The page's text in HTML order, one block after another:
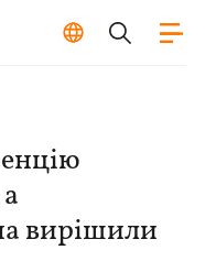
вирішили